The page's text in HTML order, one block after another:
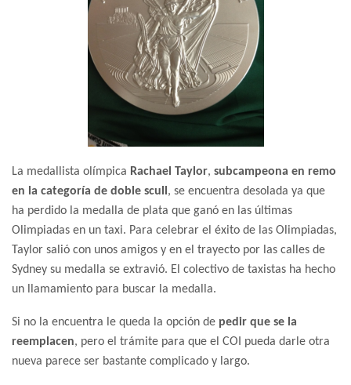
La medallista olímpica Rachael Taylor, subcampeona en remo
en la categoría de doble scull, se encuentra desolada ya que
ha perdido la medalla de plata que ganó en las últimas
Olimpiadas en un taxi. Para celebrar el éxito de las Olimpiadas,
Taylor salió con unos amigos y en el trayecto por las calles de
Sydney su medalla se extravió. El colectivo de taxistas ha hecho
un llamamiento para buscar la medalla.
Si no la encuentra le queda la opción de pedir que se la
reemplacen, pero el trámite para que el COI pueda darle otra
nueva parece ser bastante complicado y largo.